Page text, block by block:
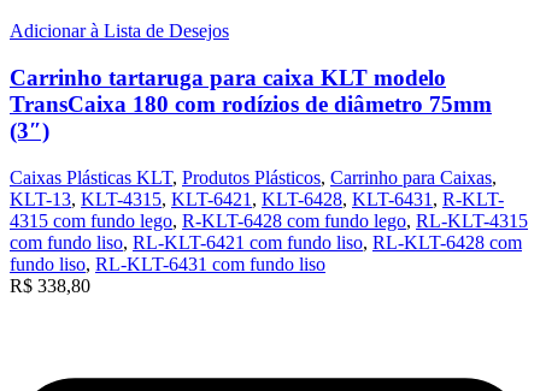
Adicionar à Lista de Desejos
Carrinho tartaruga para caixa KLT modelo
TransCaixa 180 com rodízios de diâmetro 75mm
(3″)
Caixas Plásticas KLT, Produtos Plásticos, Carrinho para Caixas,
KLT-13, KLT-4315, KLT-6421 , KLT-6428, KLT-6431 , R-KLT-
4315 com fundo lego, R-KLT-6428 com fundo lego, RL-KLT-4315
com fundo liso, RL-KLT-6421 com fundo liso, RL-KLT-6428 com
fundo liso, RL-KLT-6431 com fundo liso
R$ 338,80